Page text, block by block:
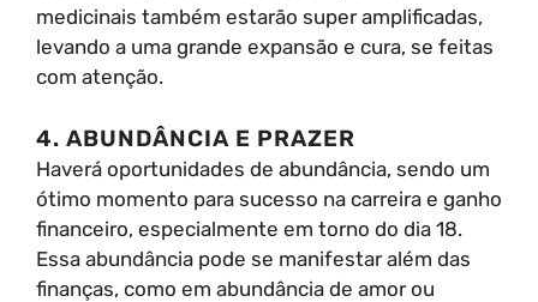
medicinais também estarão super amplificadas,
levando a uma grande expansão e cura, se feitas
com atenção.
4. ABUNDÂNCIA E PRAZER
Haverá oportunidades de abundância, sendo um
ótimo momento para sucesso na carreira e ganho
financeiro, especialmente em torno do dia 18.
Essa abundância pode se manifestar além das
finanças, como em abundância de amor ou